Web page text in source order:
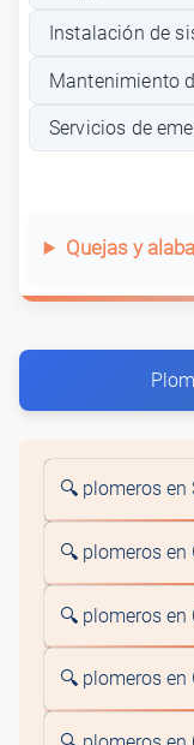
Instalación de
Mantenimiento
Servicios de
Quejas y
🔍 plomeros en
🔍 plomeros en
🔍 plomeros en
🔍 plomeros en